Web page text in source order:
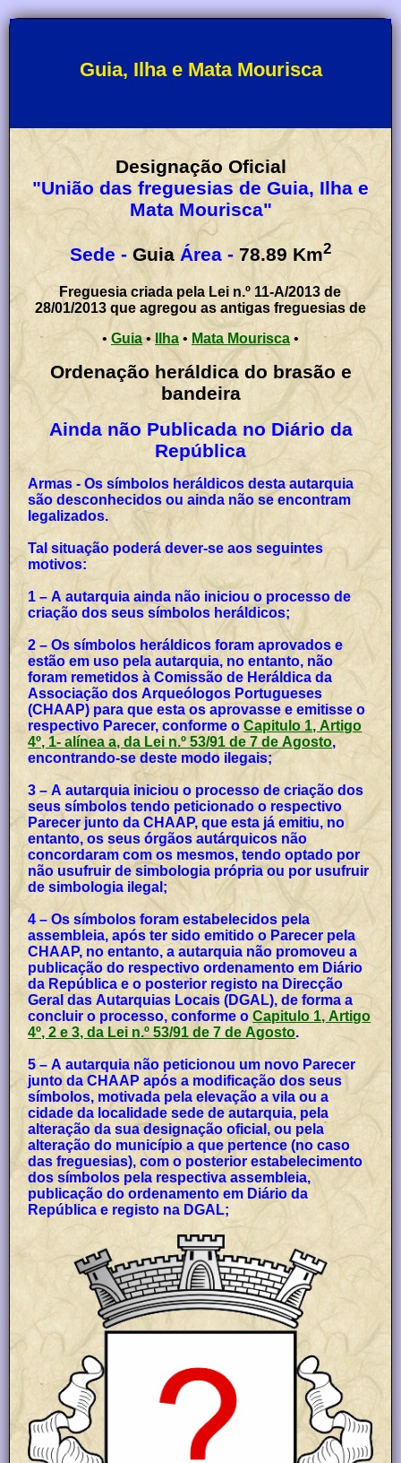
Guia, Ilha e Mata Mourisca
Designação Oficial
"União das freguesias de Guia, Ilha e
Mata Mourisca"
Sede - Guia Área - 78.89 Km2
Freguesia criada pela Lei n.º 11-A/2013 de
28/01/2013 que agregou as antigas freguesias de
• Guia•Ilha• Mata Mourisca •
Ordenação heráldica do brasão e
bandeira
Ainda não Publicada no Diário da
República
Armas - Os símbolos heráldicos desta autarquia
são desconhecidos ou ainda não se encontram
legalizados.
Tal situação poderá dever-se aos seguintes
motivos:
1 – A autarquia ainda não iniciou o processo de
criação dos seus símbolos heráldicos;
2 – Os símbolos heráldicos foram aprovados e
estão em uso pela autarquia, no entanto, não
foram remetidos à Comissão de Heráldica da
Associação dos Arqueólogos Portugueses
(CHAAP) para que esta os aprovasse e emitisse o
respectivo Parecer, conforme oCapitulo 1, Artigo
4º, 1- alínea a, da Lei n.º 53/91 de 7 de Agosto,
encontrando-se deste modo ilegais;
3 – A autarquia iniciou o processo de criação dos
seus símbolos tendo peticionado o respectivo
Parecer junto da CHAAP, que esta já emitiu, no
entanto, os seus órgãos autárquicos não
concordaram com os mesmos, tendo optado por
não usufruir de simbologia própria ou por usufruir
de simbologia ilegal;
4 – Os símbolos foram estabelecidos pela
assembleia, após ter sido emitido o Parecer pela
CHAAP, no entanto, a autarquia não promoveu a
publicação do respectivo ordenamento em Diário
da República e o posterior registo na Direcção
Geral das Autarquias Locais (DGAL), de forma a
concluir o processo, conforme oCapitulo 1, Artigo
4º, 2 e 3, da Lei n.º 53/91 de 7 de Agosto.
5 – A autarquia não peticionou um novo Parecer
junto da CHAAP após a modificação dos seus
símbolos, motivada pela elevação a vila ou a
cidade da localidade sede de autarquia, pela
alteração da sua designação oficial, ou pela
alteração do município a que pertence (no caso
das freguesias), com o posterior estabelecimento
dos símbolos pela respectiva assembleia,
publicação do ordenamento em Diário da
República e registo na DGAL;